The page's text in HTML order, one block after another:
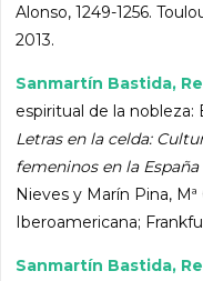
Alonso, 1249-1256.
2013.
Sanmartín Bastida,
espiritual de la nobleza:
Letras en la celda:
femeninos en la
Nieves y Marín Pina, Mª
Iberoamericana;
Sanmartín Bastida,